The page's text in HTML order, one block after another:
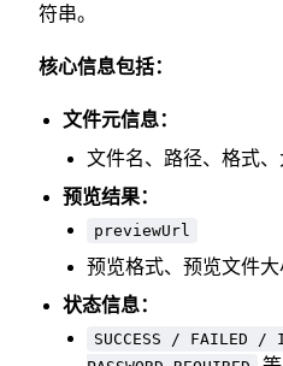
符串。
核心信息包括：
文件元信息：
文件名、路径、格式
预览结果：
previewUrl
预览格式、预览文件大
状态信息：
SUCCESS / FAILED /